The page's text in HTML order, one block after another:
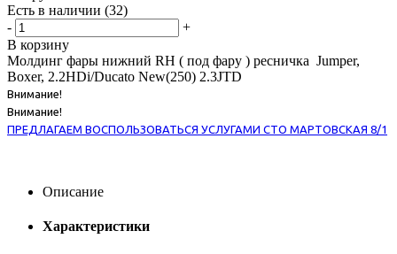
Есть в наличии (32)
-
+
В корзину
Молдинг фары нижний RH ( под фару ) ресничка Jumper,
Boxer, 2.2HDi/Ducato New(250) 2.3JTD
Внимание!
Внимание!
ПРЕДЛАГАЕМ ВОСПОЛЬЗОВАТЬСЯ УСЛУГАМИ СТО МАРТОВСКАЯ 8/1
Описание
Характеристики